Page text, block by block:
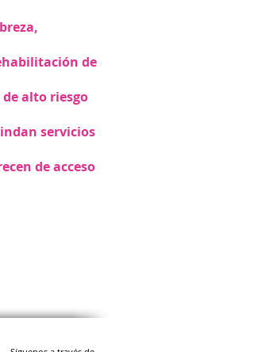
de
alto riesgo
servicios
de acceso